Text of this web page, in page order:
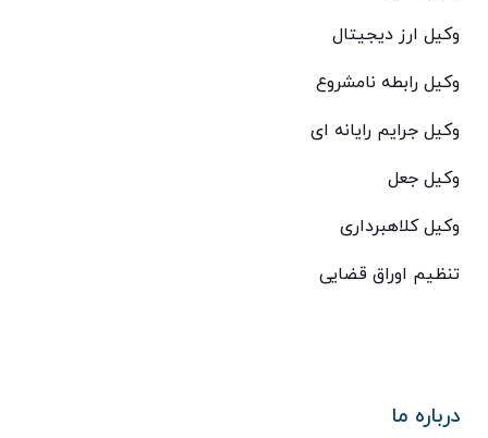
وکیل ارز دیجیتال
وکیل رابطه نامشروع
وکیل جرایم رایانه ای
وکیل جعل
وکیل کلاهبرداری
تنظیم اوراق قضایی
درباره ما